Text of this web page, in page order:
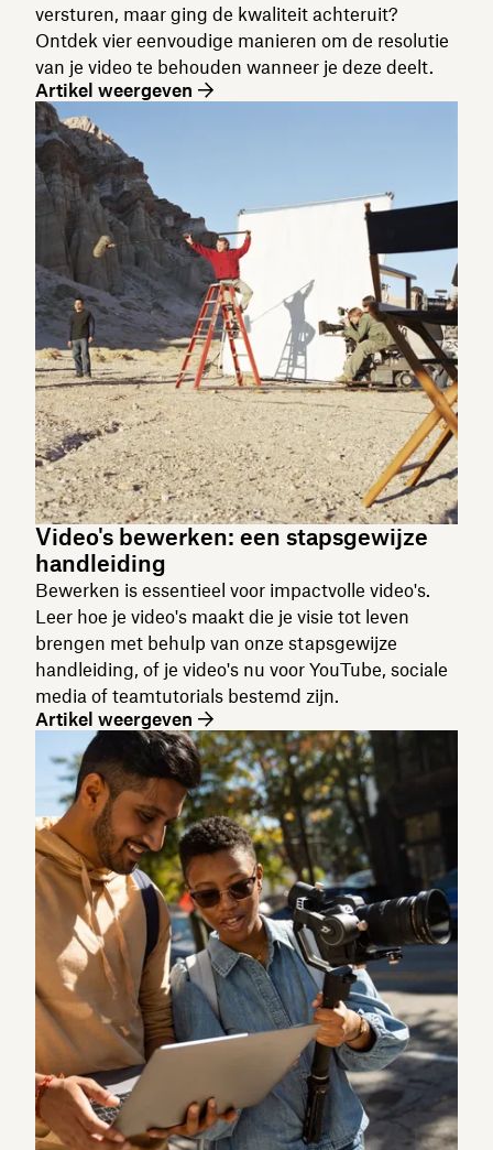
versturen, maar ging de kwaliteit achteruit?
Ontdek vier eenvoudige manieren om de resolutie
van je video te behouden wanneer je deze deelt.
Artikel weergeven
Video's bewerken: een stapsgewijze
handleiding
Bewerken is essentieel voor impactvolle video's.
Leer hoe je video's maakt die je visie tot leven
brengen met behulp van onze stapsgewijze
handleiding, of je video's nu voor YouTube, sociale
media of teamtutorials bestemd zijn.
Artikel weergeven